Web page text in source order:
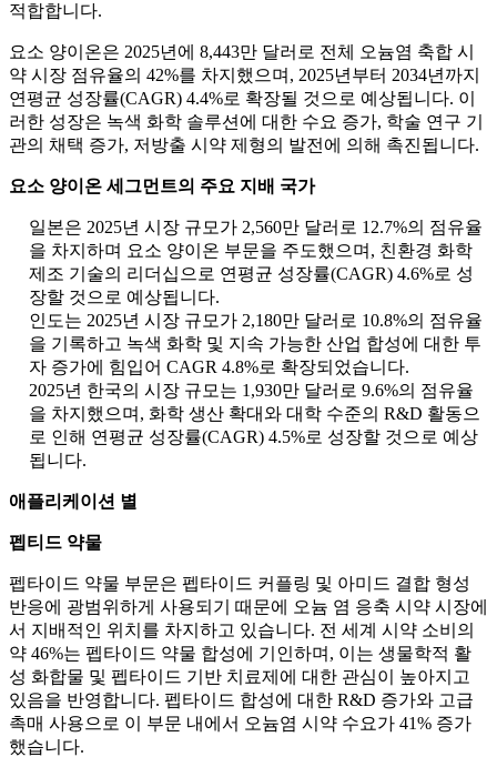
적합합니다.
요소 양이온은 2025년에 8,443만 달러로 전체 오늄염 축합 시
약 시장 점유율의 42%를 차지했으며, 2025년부터 2034년까지
연평균 성장률(CAGR) 4.4%로 확장될 것으로 예상됩니다. 이
러한 성장은 녹색 화학 솔루션에 대한 수요 증가, 학술 연구 기
관의 채택 증가, 저방출 시약 제형의 발전에 의해 촉진됩니다.
요소 양이온 세그먼트의 주요 지배 국가
일본은 2025년 시장 규모가 2,560만 달러로 12.7%의 점유율
을 차지하며 요소 양이온 부문을 주도했으며, 친환경 화학
제조 기술의 리더십으로 연평균 성장률(CAGR) 4.6%로 성
장할 것으로 예상됩니다.
인도는 2025년 시장 규모가 2,180만 달러로 10.8%의 점유율
을 기록하고 녹색 화학 및 지속 가능한 산업 합성에 대한 투
자 증가에 힘입어 CAGR 4.8%로 확장되었습니다.
2025년 한국의 시장 규모는 1,930만 달러로 9.6%의 점유율
을 차지했으며, 화학 생산 확대와 대학 수준의 R&D 활동으
로 인해 연평균 성장률(CAGR) 4.5%로 성장할 것으로 예상
됩니다.
애플리케이션 별
펩티드 약물
펩타이드 약물 부문은 펩타이드 커플링 및 아미드 결합 형성
반응에 광범위하게 사용되기 때문에 오늄 염 응축 시약 시장에
서 지배적인 위치를 차지하고 있습니다. 전 세계 시약 소비의
약 46%는 펩타이드 약물 합성에 기인하며, 이는 생물학적 활
성 화합물 및 펩타이드 기반 치료제에 대한 관심이 높아지고
있음을 반영합니다. 펩타이드 합성에 대한 R&D 증가와 고급
촉매 사용으로 이 부문 내에서 오늄염 시약 수요가 41% 증가
했습니다.